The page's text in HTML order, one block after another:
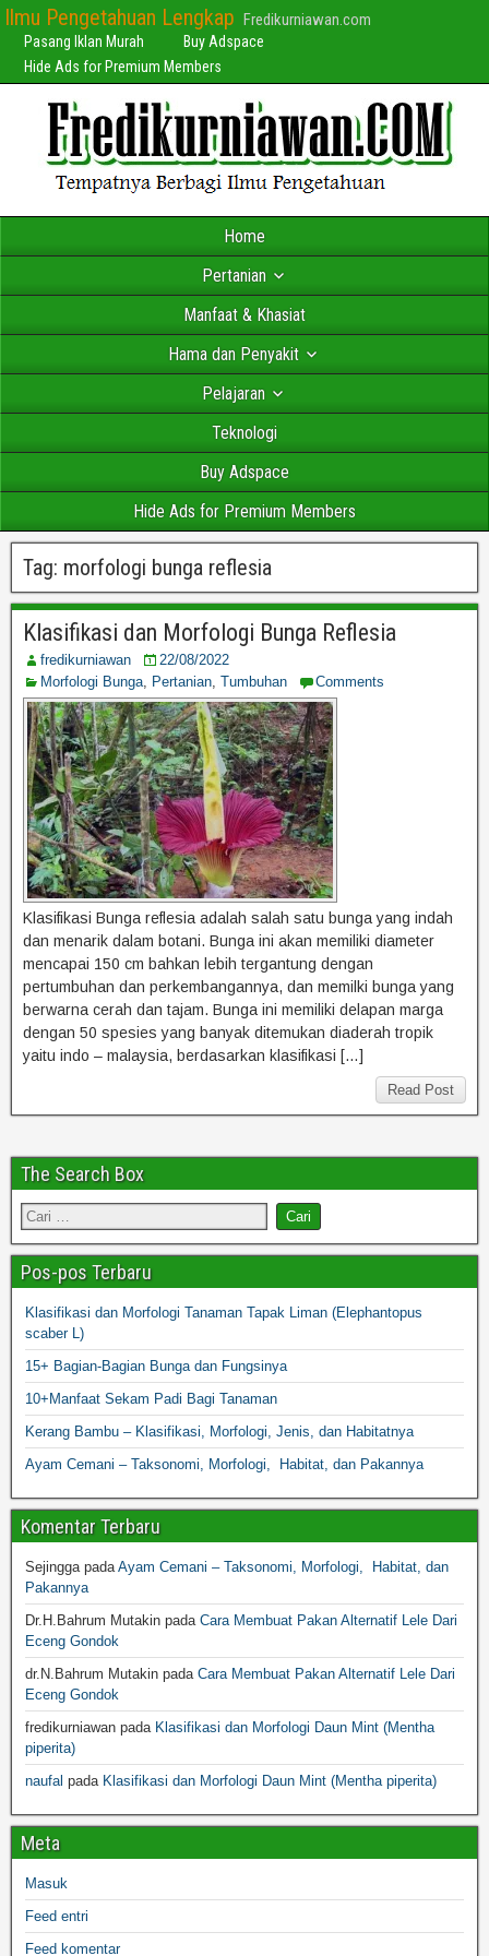
Ilmu Pengetahuan Lengkap Fredikurniawan.com
Pasang Iklan Murah
Buy Adspace
Hide Ads for Premium Members
Home
Pertanian
Manfaat & Khasiat
Hama dan Penyakit
Pelajaran
Teknologi
Buy Adspace
Hide Ads for Premium Members
Tag: morfologi bunga reflesia
Klasifikasi dan Morfologi Bunga Reflesia
fredikurniawan
22/08/2022
Morfologi Bunga, Pertanian, Tumbuhan Comments
Klasifikasi Bunga reflesia adalah salah satu bunga yang indah
dan menarik dalam botani. Bunga ini akan memiliki diameter
mencapai 150 cm bahkan lebih tergantung dengan
pertumbuhan dan perkembangannya, dan memilki bunga yang
berwarna cerah dan tajam. Bunga ini memiliki delapan marga
dengan 50 spesies yang banyak ditemukan diaderah tropik
yaitu indo – malaysia, berdasarkan klasifikasi […]
Read Post
The Search Box
Pos-pos Terbaru
Klasifikasi dan Morfologi Tanaman Tapak Liman (Elephantopus
scaber L)
15+ Bagian-Bagian Bunga dan Fungsinya
10+Manfaat Sekam Padi Bagi Tanaman
Kerang Bambu – Klasifikasi, Morfologi, Jenis, dan Habitatnya
Ayam Cemani – Taksonomi, Morfologi, Habitat, dan Pakannya
Komentar Terbaru
SejinggapadaAyam Cemani – Taksonomi, Morfologi, Habitat, dan
Pakannya
Dr.H.Bahrum Mutakin pada Cara Membuat Pakan Alternatif Lele Dari
Eceng Gondok
dr.N.Bahrum Mutakin pada Cara Membuat Pakan Alternatif Lele Dari
Eceng Gondok
fredikurniawan pada Klasifikasi dan Morfologi Daun Mint (Mentha
piperita)
naufal pada Klasifikasi dan Morfologi Daun Mint (Mentha piperita)
Meta
Masuk
Feed entri
Feed komentar